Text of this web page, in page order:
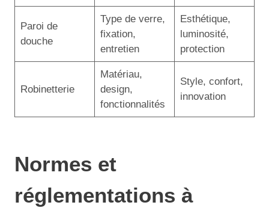
Paroi de
douche
Type de verre,
fixation,
entretien
Esthétique,
luminosité,
protection
Robinetterie
Matériau,
design,
fonctionnalités
Style, confort,
innovation
Normes et
réglementations à